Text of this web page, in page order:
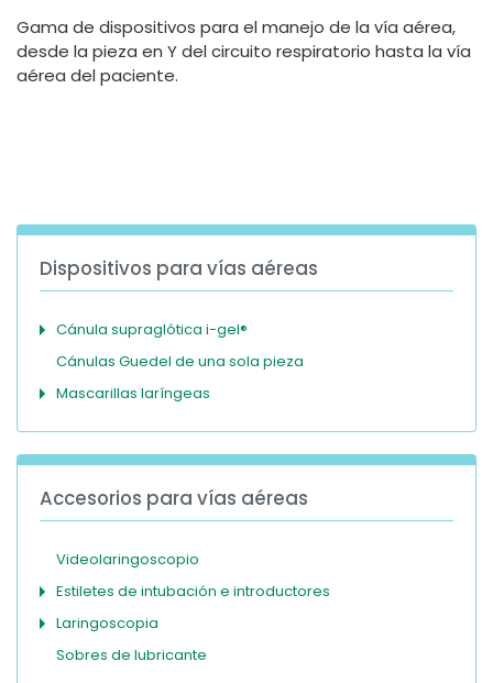
France
International English
Gama de dispositivos para el manejo de la vía aérea,
desde la pieza en Y del circuito respiratorio hasta la vía
aérea del paciente.
Dispositivos para vías aéreas
Cánula supraglótica i-gel®
Cánulas Guedel de una sola pieza
Mascarillas laríngeas
Accesorios para vías aéreas
Videolaringoscopio
Estiletes de intubación e introductores
Laringoscopia
Sobres de lubricante